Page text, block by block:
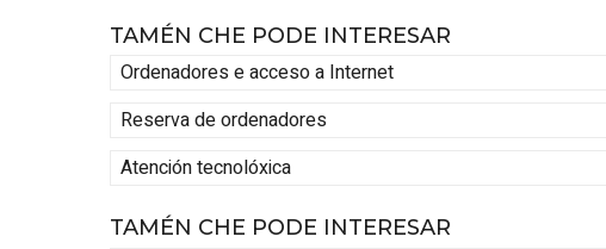
TAMÉN CHE PODE INTERESAR
Ordenadores e acceso a Internet
Reserva de ordenadores
Atención tecnolóxica
TAMÉN CHE PODE INTERESAR